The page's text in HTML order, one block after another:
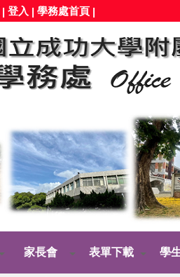
| 登入 | 學務處首頁 |
家長會 表單下載 學